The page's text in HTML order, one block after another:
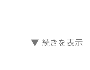
方：大人の方に準じ
▼ 続きを表示